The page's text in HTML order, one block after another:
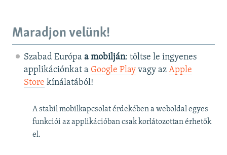
Maradjon velünk!
Szabad Európa a mobilján: töltse le ingyenes
applikációnkat a Google Playvagy az Apple
Store kínálatából!
A stabil mobilkapcsolat érdekében a weboldal egyes
funkciói az applikációban csak korlátozottan érhetők
el.